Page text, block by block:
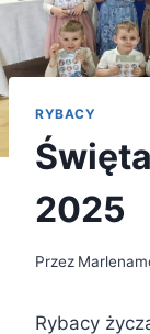
RYBACY
2025
Przez
Rybacy